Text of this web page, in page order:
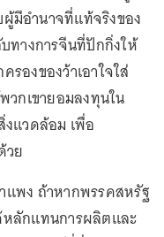
มีอำนาจที่แท้จริงของ
ทางการจีนที่ปักกิ่งให้
องของว้าเอาใจใส่
วกเขายอมลงทุนใน
แวดล้อม เพื่อ
วย
แพง ถ้าหากพรรคสหรัฐ
ลักแทนการผลิตและ